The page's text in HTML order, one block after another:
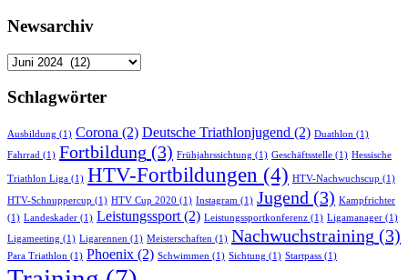
Newsarchiv
Newsarchiv
Schlagwörter
Ausbildung (1) Corona (2) Deutsche Triathlonjugend (2) Duathlon (1)
Fahrrad (1) Fortbildung (3) Frühjahrssichtung (1) Geschäftsstelle (1) Hessische
Triathlon Liga (1) HTV-Fortbildungen (4) HTV-Nachwuchscup (1)
HTV-Schnuppercup (1) HTV Cup 2020 (1) Instagram (1) Jugend (3) Kampfrichter
(1) Landeskader (1) Leistungssport(2) Leistungssportkonferenz (1) Ligamanager (1)
Ligameeting (1) Ligarennen (1) Meisterschaften (1) Nachwuchstraining (3)
Para Triathlon (1) Phoenix (2) Schwimmen (1) Sichtung (1) Startpass (1)